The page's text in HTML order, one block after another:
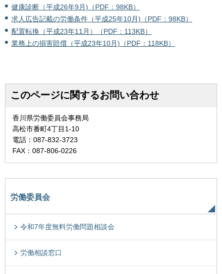
健康診断（平成26年9月)（PDF：98KB）
求人広告記載の労働条件（平成25年10月)（PDF：98KB）
配置転換（平成23年11月）（PDF：113KB）
業務上の損害賠償（平成23年10月)（PDF：118KB）
このページに関するお問い合わせ
香川県労働委員会事務局
高松市番町4丁目1-10
電話：087-832-3723
FAX：087-806-0226
労働委員会
令和7年度無料労働問題相談会
労働相談窓口